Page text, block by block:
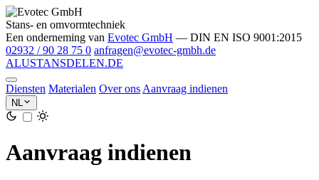
Stans- en omvormtechniek
Een onderneming van Evotec GmbH — DIN EN ISO 9001:2015
02932 / 90 28 75 0 anfragen@evotec-gmbh.de
ALUSTANSDELEN.DE
Diensten Materialen Over ons Aanvraag indienen
NL
Aanvraag indienen